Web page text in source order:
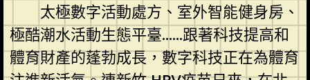
太極數字活動處方、室外智能健身房、
極酷潮水活動生態平臺……跟著科技提高和
體育財產的蓬勃成長，數字科技正在為體育